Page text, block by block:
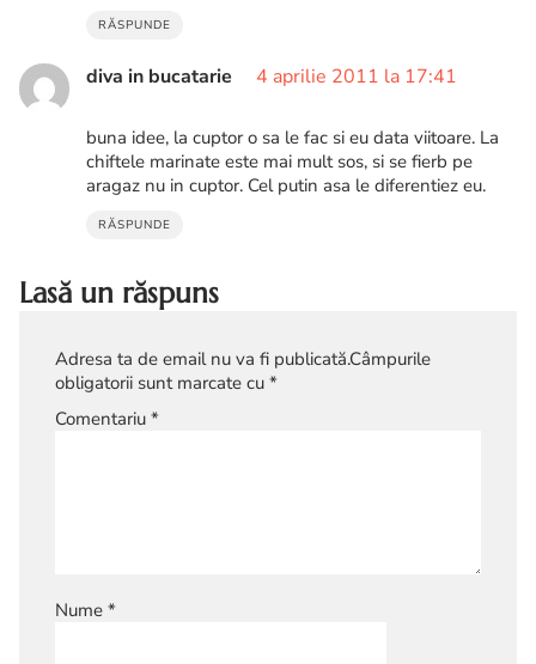
RĂSPUNDE
diva in bucatarie 4 aprilie 2011 la 17:41
buna idee, la cuptor o sa le fac si eu data viitoare. La
chiftele marinate este mai mult sos, si se fierb pe
aragaz nu in cuptor. Cel putin asa le diferentiez eu.
RĂSPUNDE
Lasă un răspuns
Adresa ta de email nu va fi publicată.Câmpurile
obligatorii sunt marcate cu *
Comentariu *
Nume *